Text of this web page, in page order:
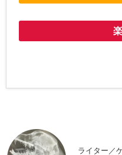
ライター／